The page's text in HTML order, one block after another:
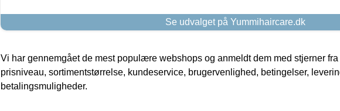
Se udvalget på Yummihaircare.dk
Vi har gennemgået de mest populære webshops og anmeldt dem med stjerner
prisniveau, sortimentstørrelse, kundeservice, brugervenlighed, betingelser,
betalingsmuligheder.